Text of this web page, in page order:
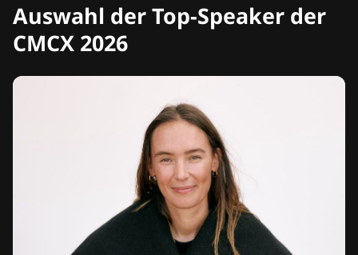
Auswahl der Top-Speaker der
CMCX 2026